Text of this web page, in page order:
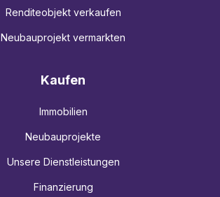
Renditeobjekt verkaufen
Neubauprojekt vermarkten
Kaufen
Immobilien
Neubauprojekte
Unsere Dienstleistungen
Finanzierung